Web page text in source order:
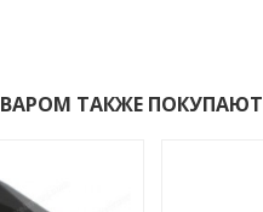
ТАКЖЕ ПОКУПАЮТ